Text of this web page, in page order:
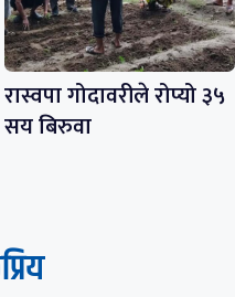
रास्वपा गोदावरीले रोप्यो ३५
सय बिरुवा